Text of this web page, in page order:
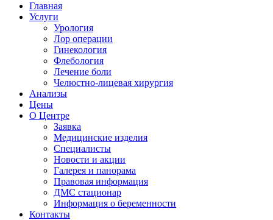
Главная
Услуги
Урология
Лор операции
Гинекология
Флебология
Лечение боли
Челюстно-лицевая хирургия
Анализы
Цены
О Центре
Заявка
Медицинские изделия
Специалисты
Новости и акции
Галерея и панорама
Правовая информация
ДМС стационар
Информация о беременности
Контакты